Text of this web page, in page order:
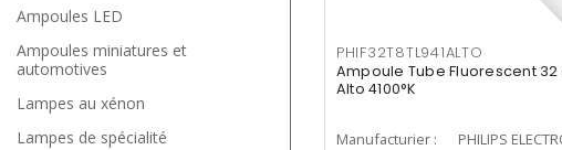
Ampoules LED
Ampoules miniatures et
automotives
Lampes au xénon
Lampes de spécialité
PHIF32T8TL941ALTO
Ampoule Tube Fluorescent 32
Alto 4100°K
Manufacturier :
PHILIPS